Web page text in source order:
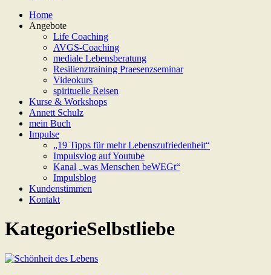
Home
Angebote
Life Coaching
AVGS-Coaching
mediale Lebensberatung
Resilienztraining Praesenzseminar
Videokurs
spirituelle Reisen
Kurse & Workshops
Annett Schulz
mein Buch
Impulse
„19 Tipps für mehr Lebenszufriedenheit“
Impulsvlog auf Youtube
Kanal „was Menschen beWEGt“
Impulsblog
Kundenstimmen
Kontakt
KategorieSelbstliebe